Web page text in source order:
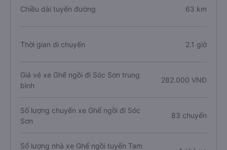
Chiều dài tuyến đường 63 km
Thời gian di chuyển 2.1 giờ
Giá vé xe Ghế ngồi đi Sóc Sơn trung
bình
282.000 VNĐ
Số lượng chuyến xe Ghế ngồi đi Sóc
Sơn
83 chuyến
Số lượng nhà xe Ghế ngồi tuyến Tam